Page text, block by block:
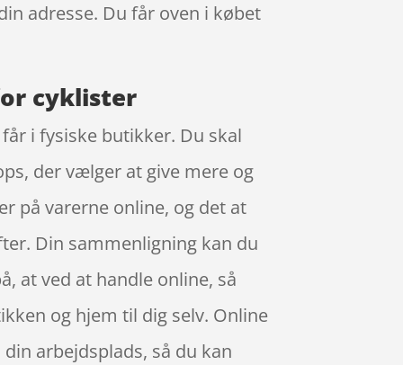
adresse. Du får oven i købet
cyklister
i fysiske butikker. Du skal
der vælger at give mere og
på varerne online, og det at
Din sammenligning kan du
at ved at handle online, så
og hjem til dig selv. Online
arbejdsplads, så du kan